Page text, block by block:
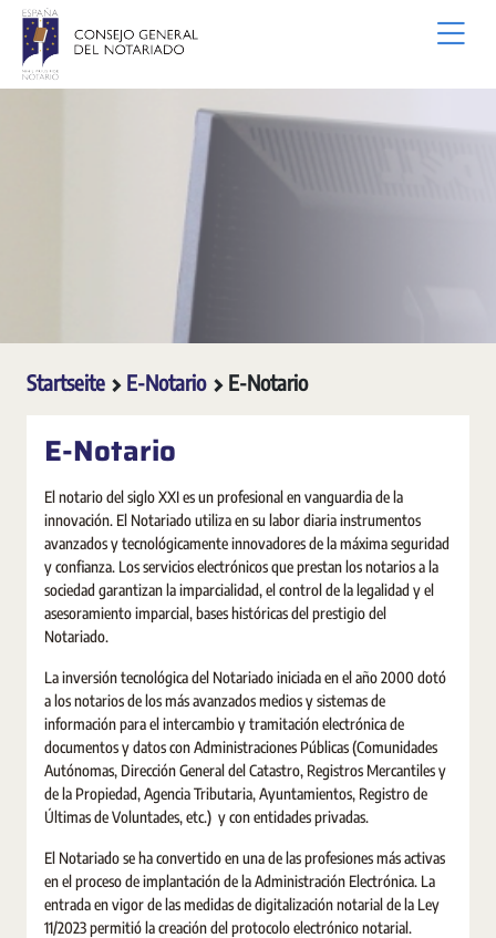
Zum Hauptinhalt springen
Startseite E-Notario E-Notario
E-Notario
El notario del siglo XXI es un profesional en vanguardia de la
innovación. El Notariado utiliza en su labor diaria instrumentos
avanzados y tecnológicamente innovadores de la máxima seguridad
y confianza. Los servicios electrónicos que prestan los notarios a la
sociedad garantizan la imparcialidad, el control de la legalidad y el
asesoramiento imparcial, bases históricas del prestigio del
Notariado.
La inversión tecnológica del Notariado iniciada en el año 2000 dotó
a los notarios de los más avanzados medios y sistemas de
información para el intercambio y tramitación electrónica de
documentos y datos con Administraciones Públicas (Comunidades
Autónomas, Dirección General del Catastro, Registros Mercantiles y
de la Propiedad, Agencia Tributaria, Ayuntamientos, Registro de
Últimas de Voluntades, etc.) y con entidades privadas.
El Notariado se ha convertido en una de las profesiones más activas
en el proceso de implantación de la Administración Electrónica. La
entrada en vigor de las medidas de digitalización notarial de la Ley
11/2023 permitió la creación del protocolo electrónico notarial.